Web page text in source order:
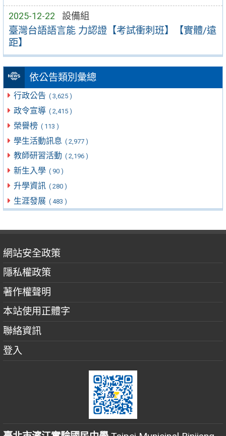
2025-12-22 設備組
臺灣台語語言能 力認證【考試衝刺班】【實體/遠
距】
依公告類別彙總
行政公告 ( 3,625 )
政令宣導 ( 2,415 )
榮譽榜 ( 113 )
學生活動訊息 ( 2,977 )
教師研習活動 ( 2,196 )
新生入學 ( 90 )
升學資訊 ( 280 )
生涯發展 ( 483 )
網站安全政策
隱私權政策
著作權聲明
本站使用正體字
聯絡資訊
登入